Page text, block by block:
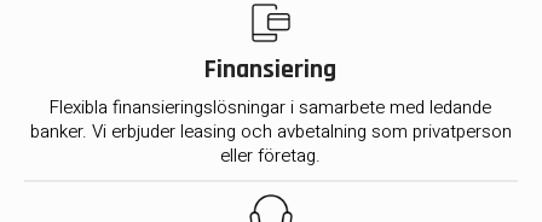
Finansiering
Flexibla finansieringslösningar i samarbete med ledande
banker. Vi erbjuder leasing och avbetalning som privatperson
eller företag.